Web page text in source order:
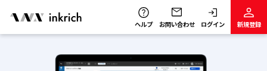
ヘルプ お問い合わせ ログイン 新規登録